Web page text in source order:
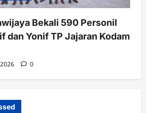
Bekali 590 Personil
dan Yonif TP Jajaran Kodam
0